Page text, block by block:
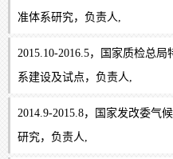
准体系研究，负责人,
2015.10-2016.5，国家质检总
系建设及试点，负责人,
2014.9-2015.8，国家发改委气
研究，负责人,